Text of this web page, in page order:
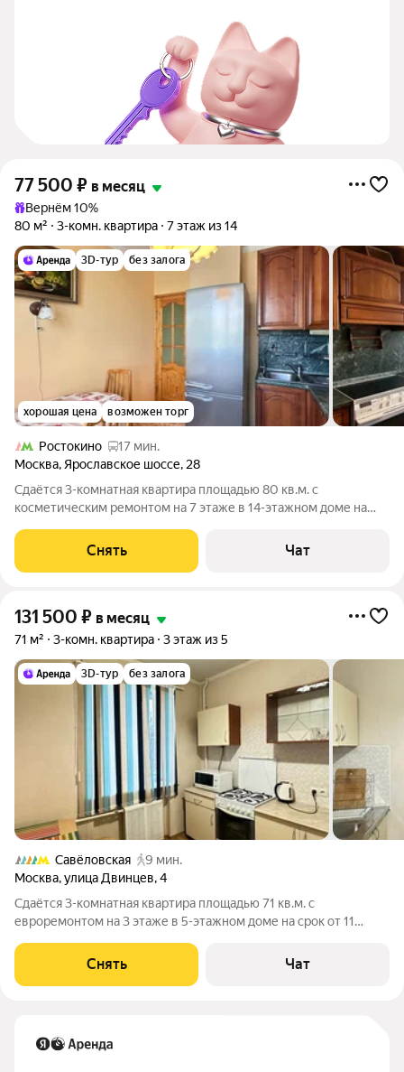
77 500 ₽ в месяц
Вернём 10%
80 м²
3-комн. квартира 7 этаж из 14
3D-тур без залога
хорошая цена возможен торг
Ростокино
17 мин.
Москва, Ярославское шоссе, 28
Сдаётся 3-комнатная квартира площадью 80 кв.м. с
косметическим ремонтом на 7 этаже в 14-этажном доме на
Стиральная машина Холодильник Дом - панельный, окна
выходят во двор и на улицу. В
Снять Чат
131 500 ₽ в месяц
71 м² 3-комн. квартира 3 этаж из 5
3D-тур без залога
Савёловская
9 мин.
Москва,улица Двинцев,4
Сдаётся 3-комнатная квартира площадью 71 кв.м. с
евроремонтом на 3 этаже в 5-этажном доме на срок от 11
Холодильник Микроволновка Дом - кирпичный, окна выходят
во двор и на улицу. Во дворе
Снять Чат